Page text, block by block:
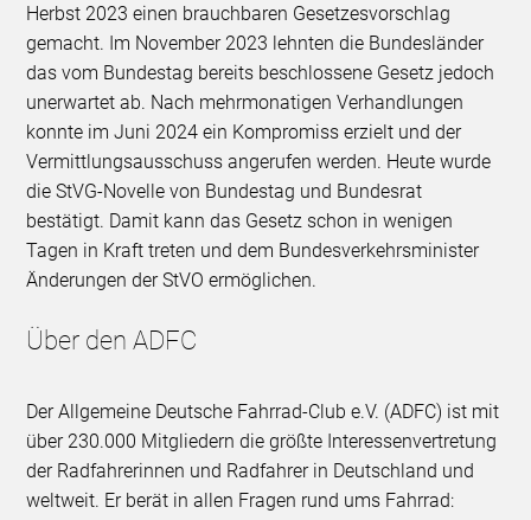
Herbst 2023 einen brauchbaren Gesetzesvorschlag
gemacht. Im November 2023 lehnten die Bundesländer
das vom Bundestag bereits beschlossene Gesetz jedoch
unerwartet ab. Nach mehrmonatigen Verhandlungen
konnte im Juni 2024 ein Kompromiss erzielt und der
Vermittlungsausschuss angerufen werden. Heute wurde
die StVG-Novelle von Bundestag und Bundesrat
bestätigt. Damit kann das Gesetz schon in wenigen
Tagen in Kraft treten und dem Bundesverkehrsminister
Änderungen der StVO ermöglichen.
Über den ADFC
Der Allgemeine Deutsche Fahrrad-Club e.V. (ADFC) ist mit
über 230.000 Mitgliedern die größte Interessenvertretung
der Radfahrerinnen und Radfahrer in Deutschland und
weltweit. Er berät in allen Fragen rund ums Fahrrad: